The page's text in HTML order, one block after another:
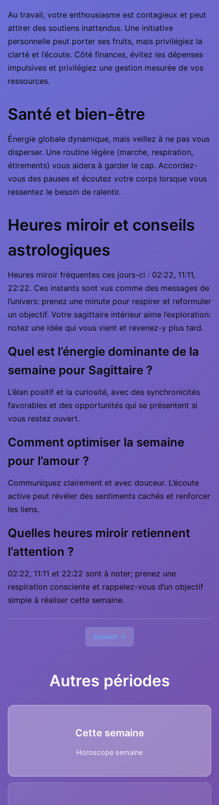
Au travail, votre enthousiasme est contagieux et peut
attirer des soutiens inattendus. Une initiative
personnelle peut porter ses fruits, mais privilégiez la
clarté et l’écoute. Côté finances, évitez les dépenses
impulsives et privilégiez une gestion mesurée de vos
ressources.
Santé et bien-être
Énergie globale dynamique, mais veillez à ne pas vous
disperser. Une routine légère (marche, respiration,
étirements) vous aidera à garder le cap. Accordez-
vous des pauses et écoutez votre corps lorsque vous
ressentez le besoin de ralentir.
Heures miroir et conseils
astrologiques
Heures miroir fréquentes ces jours-ci : 02:22, 11:11,
22:22. Ces instants sont vus comme des messages de
l’univers: prenez une minute pour respirer et reformuler
un objectif. Votre sagittaire intérieur aime l’exploration:
notez une idée qui vous vient et revenez-y plus tard.
Quel est l’énergie dominante de la
semaine pour Sagittaire ?
L’élan positif et la curiosité, avec des synchronicités
favorables et des opportunités qui se présentent si
vous restez ouvert.
Comment optimiser la semaine
pour l’amour ?
Communiquez clairement et avec douceur. L’écoute
active peut révéler des sentiments cachés et renforcer
les liens.
Quelles heures miroir retiennent
l’attention ?
02:22, 11:11 et 22:22 sont à noter; prenez une
respiration consciente et rappelez-vous d’un objectif
simple à réaliser cette semaine.
Suivant →
Autres périodes
Cette semaine
Horoscope semaine